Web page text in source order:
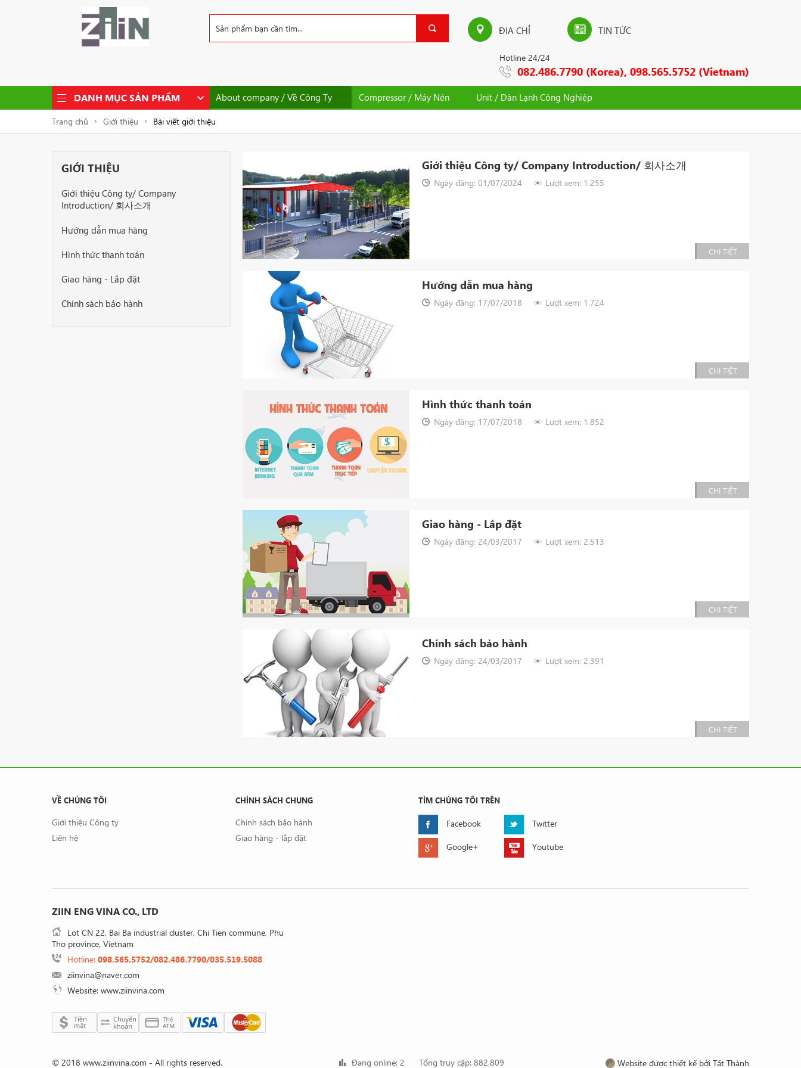
ĐỊA CHỈ TIN TỨC
Hotline 24/24
082.486.7790 (Korea), 098.565.5752 (Vietnam)
DANH MỤC SẢN PHẨM About company / Về Công Ty Compressor / Máy Nén Unit / Dàn Lạnh Công Nghiệp
Trang chủ Giới thiệu Bài viết giới thiệu
GIỚI THIỆU
Giới thiệu Công ty/ Company
Introduction/ 회사소개
Hướng dẫn mua hàng
Hình thức thanh toán
Giao hàng - Lắp đặt
Chính sách bảo hành
Giới thiệu Công ty/ Company Introduction/ 회사소개
Ngày đăng: 01/07/2024 Lượt xem: 1.255
CHI TIẾT
Hướng dẫn mua hàng
Ngày đăng: 17/07/2018 Lượt xem: 1.724
CHI TIẾT
Hình thức thanh toán
Ngày đăng: 17/07/2018 Lượt xem: 1.852
CHI TIẾT
Giao hàng - Lắp đặt
Ngày đăng: 24/03/2017 Lượt xem: 2.513
CHI TIẾT
Chính sách bảo hành
Ngày đăng: 24/03/2017 Lượt xem: 2.391
CHI TIẾT
VỀ CHÚNG TÔI
Giới thiệu Công ty
Liên hệ
CHÍNH SÁCH CHUNG
Chính sách bảo hành
Giao hàng - lắp đặt
TÌM CHÚNG TÔI TRÊN
Facebook Twitter
Google+ Youtube
ZIIN ENG VINA CO., LTD
Lot CN 22, Bai Ba industrial cluster, Chi Tien commune, Phu
Tho province, Vietnam
Hotline: 098.565.5752/082.486.7790/035.519.5088
ziinvina@naver.com
Website: www.ziinvina.com
© 2018 www.ziinvina.com - All rights reserved. Đang online: 2 Tổng truy cập: 882.809 Website được thiết kế bởi Tất Thành